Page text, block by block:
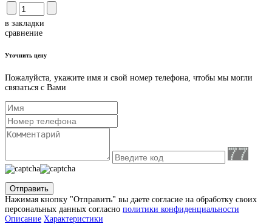
в закладки
сравнение
Уточнить цену
Пожалуйста, укажите имя и свой номер телефона, чтобы мы могли
связаться с Вами
Отправить
Нажимая кнопку "Отправить" вы даете согласие на обработку своих
персональных данных согласно политики конфиденциальности
Описание Характеристики